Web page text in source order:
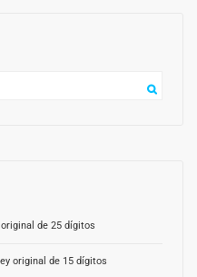
de 25 dígitos
original de 15 dígitos